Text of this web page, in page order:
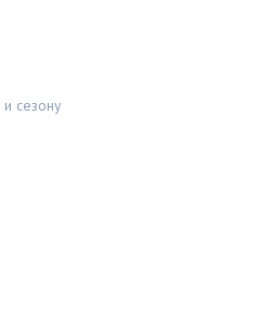
сезону